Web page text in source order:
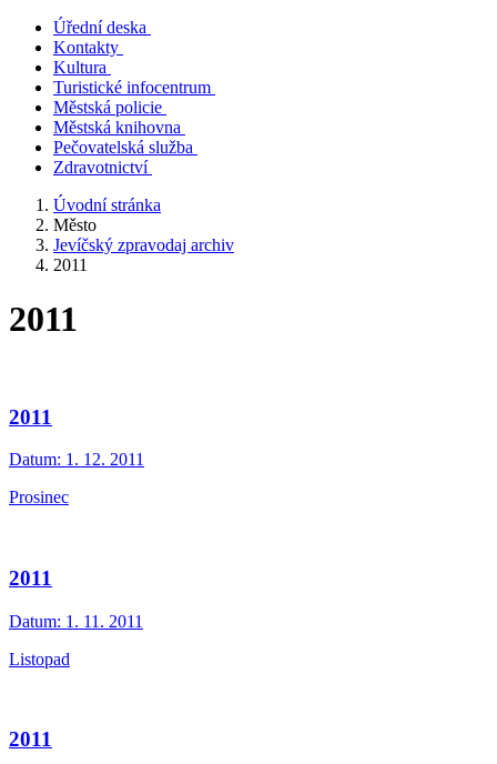
Úřední deska
Kontakty
Kultura
Turistické infocentrum
Městská policie
Městská knihovna
Pečovatelská služba
Zdravotnictví
Úvodní stránka
Město
Jevíčský zpravodaj archiv
2011
2011
2011
Datum: 1. 12. 2011
Prosinec
2011
Datum: 1. 11. 2011
Listopad
2011